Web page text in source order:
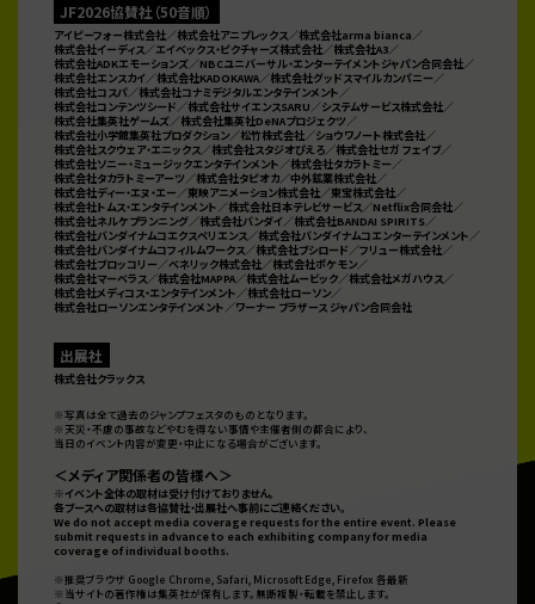
#ジャンプフェスタ
が参加してくれたおかげで大いに盛り上がったぞ！ さら
に来年の夏、”もらえる！遊べる！観られる！買える！”
WJ、VJ、最強Jがお贈りするイベント#ジャンプビクトリ
ーカーニバル2026開催決定だ！ 詳しくはコチラ！
https://t.co/oW8WOCkmDU
https://t.co/kv1qZYqP9d
View Tweet on Twitter
KAIZOくん＠ジャンプフェスタ 2025-12-21 09:00
プキャラクターズストア特設サイト」でのJFグッズの購入
申込は、 本日12月21日(日)17:00まで！忘れずに申し込
JF2026協賛社（50音順）
アイピーフォー株式会社／株式会社アニプレックス／株式会社arma bianca／
株式会社イーディス／エイベックス・ピクチャーズ株式会社／株式会社A3／
株式会社ADKエモーションズ／NBCユニバーサル・エンターテイメントジャパン合同会社／
株式会社エンスカイ／株式会社KADOKAWA／株式会社グッドスマイルカンパニー／
株式会社コスパ／株式会社コナミデジタルエンタテインメント／
株式会社コンテンツシード／株式会社サイエンスSARU／システムサービス株式会社／
株式会社集英社ゲームズ／株式会社集英社DeNAプロジェクツ／
株式会社小学館集英社プロダクション／松竹株式会社／ショウワノート株式会社／
株式会社スクウェア・エニックス／株式会社スタジオぴえろ／株式会社セガ フェイブ／
株式会社ソニー・ミュージックエンタテインメント／株式会社タカラトミー／
株式会社タカラトミーアーツ／株式会社タピオカ／中外鉱業株式会社／
株式会社ディー・エヌ・エー／東映アニメーション株式会社／東宝株式会社／
株式会社トムス・エンタテインメント／株式会社日本テレビサービス／Netflix合同会社／
株式会社ネルケプランニング／株式会社バンダイ／株式会社BANDAI SPIRITS／
株式会社バンダイナムコエクスペリエンス／株式会社バンダイナムコエンターテインメント／
株式会社バンダイナムコフィルムワークス／株式会社ブシロード／フリュー株式会社／
株式会社ブロッコリー／ベネリック株式会社／株式会社ポケモン／
株式会社マーベラス／株式会社MAPPA／株式会社ムービック／株式会社メガハウス／
株式会社メディコス・エンタテインメント／株式会社ローソン／
株式会社ローソンエンタテインメント／ワーナー ブラザース ジャパン合同会社
出展社
株式会社クラックス
※写真は全て過去のジャンプフェスタのものとなります。
※天災・不慮の事故などやむを得ない事情や主催者側の都合により、
当日のイベント内容が変更・中止になる場合がございます。
＜メディア関係者の皆様へ＞
※イベント全体の取材は受け付けておりません。
各ブースへの取材は各協賛社・出展社へ事前にご連絡ください。
We do not accept media coverage requests for the entire event. Please
submit requests in advance to each exhibiting company for media
coverage of individual booths.
※推奨ブラウザ Google Chrome, Safari, Microsoft Edge, Firefox 各最新
※当サイトの著作権は集英社が保有します。無断複製・転載を禁止します。